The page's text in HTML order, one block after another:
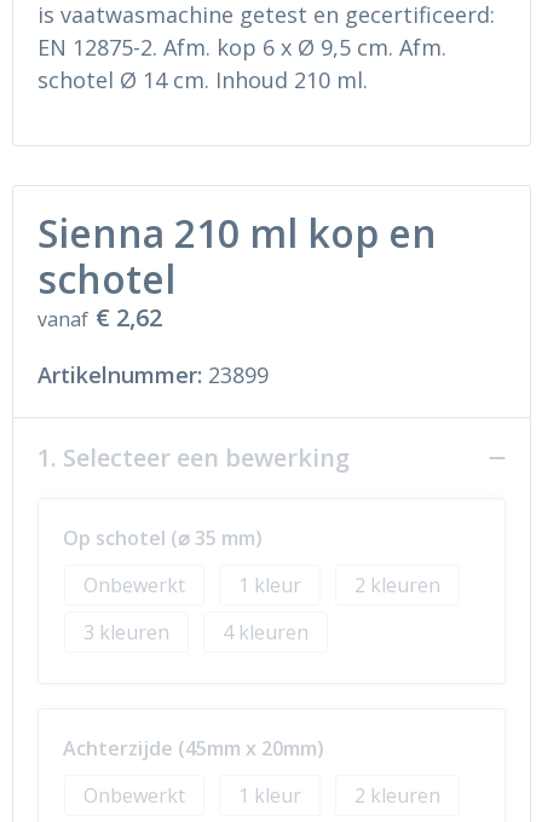
Ondergoed en Sokken
Regenkleding
Schoenen
Hoofdbescherming
Gehoorbescherming
Ademhalingsbescherming
Sokken en Nachtkleding
Regenkleding
Gilets
is vaatwasmachine getest en gecertificeerd:
EN 12875-2. Afm. kop 6 x Ø 9,5 cm. Afm.
schotel Ø 14 cm. Inhoud 210 ml.
Sienna 210 ml kop en
schotel
vanaf € 2,62
Artikelnummer: 23899
1. Selecteer een bewerking
Op schotel (⌀ 35 mm)
Onbewerkt
1
2
3
4
Achterzijde (45mm x 20mm)
Onbewerkt
1
2